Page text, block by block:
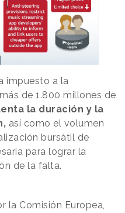
impuesto a la
de 1.800 millones de
la duración y la
así como el volumen
bursátil de
para lograr la
de la falta.
la Comisión Europea,